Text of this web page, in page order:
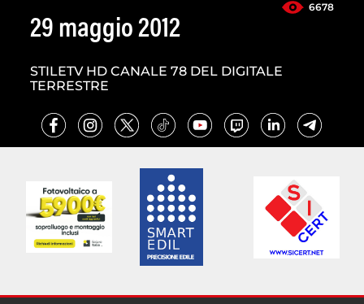
6678
29 maggio 2012
STILETV HD CANALE 78 DEL DIGITALE
TERRESTRE